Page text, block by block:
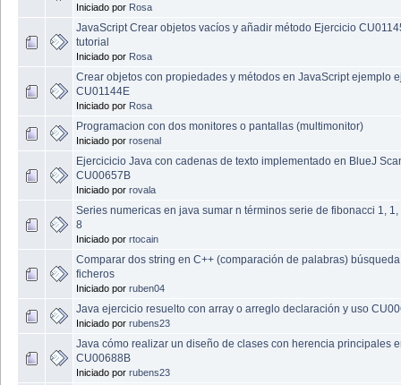
Iniciado por Rosa
JavaScript Crear objetos vacíos y añadir método Ejercicio
tutorial
Iniciado por Rosa
Crear objetos con propiedades y métodos en JavaScript ejemplo
CU01144E
Iniciado por Rosa
Programacion con dos monitores o pantallas (multimonitor)
Iniciado por rosenal
Ejercicicio Java con cadenas de texto implementado en BlueJ
CU00657B
Iniciado por rovala
Series numericas en java sumar n términos serie de fibonacci 1, 1,
8
Iniciado por rtocain
Comparar dos string en C++ (comparación de palabras)
ficheros
Iniciado por ruben04
Java ejercicio resuelto con array o arreglo declaración y uso
Iniciado por rubens23
Java cómo realizar un diseño de clases con herencia principales
CU00688B
Iniciado por rubens23